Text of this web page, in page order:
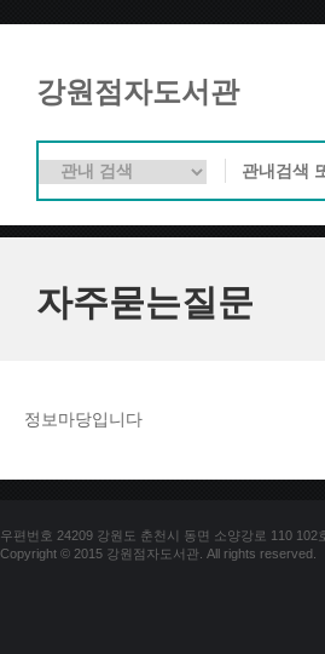
강원점자도서관
자주묻는질문
정보마당입니다
우편번호 24209 강원도 춘천시 동면 소양강로 110
Copyright © 2015 강원점자도서관. All rights reserved.